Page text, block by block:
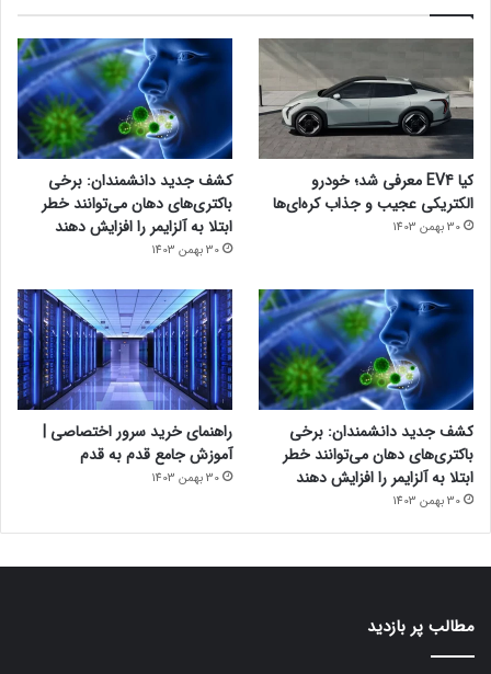
کیا EV4 معرفی شد؛ خودرو
الکتریکی عجیب و جذاب کره‌ای‌ها
30 بهمن 1403
کشف جدید دانشمندان: برخی
باکتری‌های دهان می‌توانند خطر
ابتلا به آلزایمر را افزایش دهند
30 بهمن 1403
کشف جدید دانشمندان: برخی
باکتری‌های دهان می‌توانند خطر
ابتلا به آلزایمر را افزایش دهند
30 بهمن 1403
راهنمای خرید سرور اختصاصی |
آموزش جامع قدم به قدم
30 بهمن 1403
مطالب پر بازدید